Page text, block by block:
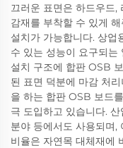
끄러운 표면은 하드우드,
감재를 부착할 수 있게
설치가 가능합니다. 상업
수 있는 성능이 요구되는
설치 구조에 합판 OSB
된 표면 덕분에 마감 처
을 하는 합판 OSB 보드
극 도입하고 있습니다.
분야 등에서도 사용되며,
비율은 자연목 대체재에